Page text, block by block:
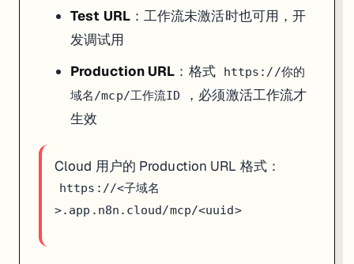
MCP 协议基于 SSE（Server-Sent Events），SSE 是长连接，数据边
必须在 Nginx 里对
location /mcp/ {
    proxy_pass http://127.0.0.1:5678;
    proxy_http_version 1.1;
proxy_set_header Connection "";     # Keep-Alive，
    proxy_buffering off;
    proxy_cache off;
    # 关闭 gzip 压缩（压缩也会缓冲）
    gzip off;
    proxy_set_header X-Forwarded-Proto https;
Test URL：工作流未激活时也可用，开
发调试用
Production URL ：格式
https://你的
域名/mcp/工作流ID
，必须激活工作流才
生效
Cloud 用户的 Production URL 格式：
https://<子域名
>.app.n8n.cloud/mcp/<uuid>